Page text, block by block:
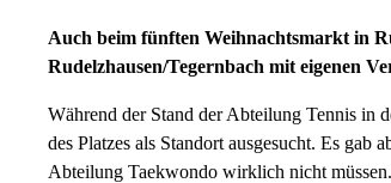
Auch beim fünften Weihnachtsmarkt in
Rudelzhausen/Tegernbach mit eigenen
Während der Stand der Abteilung Tennis in
des Platzes als Standort ausgesucht. Es gab
Abteilung Taekwondo wirklich nicht müssen.